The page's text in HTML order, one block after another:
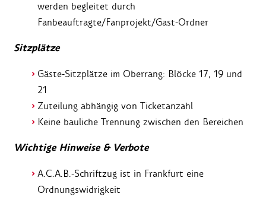
werden begleitet durch
Fanbeauftragte/Fanprojekt/Gast-Ordner
Sitzplätze
Gäste-Sitzplätze im Oberrang: Blöcke 17, 19 und
21
Zuteilung abhängig von Ticketanzahl
Keine bauliche Trennung zwischen den Bereichen
Wichtige Hinweise & Verbote
A.C.A.B.-Schriftzug ist in Frankfurt eine
Ordnungswidrigkeit